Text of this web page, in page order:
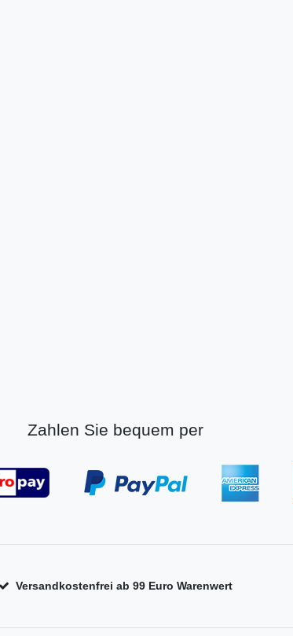
Zahlen Sie bequem per
Versandkostenfrei ab 99 Euro Warenwert